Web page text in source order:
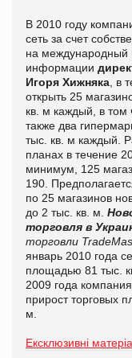
В 2010 году
сеть за счет
на международный
информации
Игоря Хижняка , в
открыть 25
кв. м каждый, в том
также два
тыс. кв. м каждый.
планах в течение
минимум, 125
190.
по 25 магазинов
до 2 тыс. кв. м.
торговля в
торговли
январь 2010 года
площадью 81 тыс.
2009 года
прирост торговых
м.
Ексклюзивні